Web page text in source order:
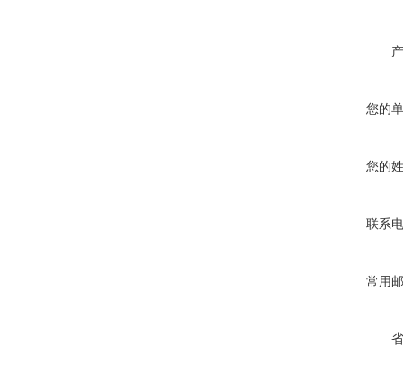
您的
您的
联系
常用